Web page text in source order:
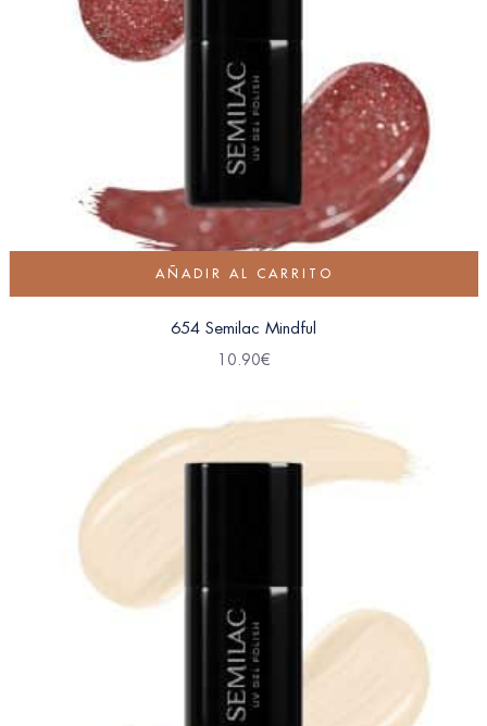
AÑADIR AL CARRITO
654 Semilac Mindful
10.90€